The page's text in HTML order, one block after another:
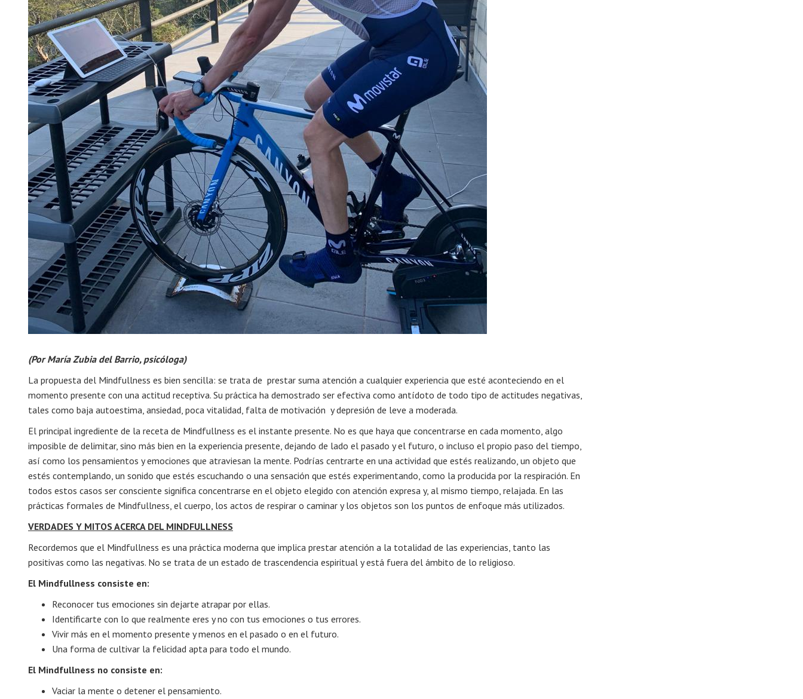
(Por María Zubia del Barrio, psicóloga)
La propuesta del Mindfullness es bien sencilla: se trata de prestar suma atención a cualquier experiencia que esté aconteciendo en el
momento presente con una actitud receptiva. Su práctica ha demostrado ser efectiva como antídoto de todo tipo de actitudes negativas,
tales como baja autoestima, ansiedad, poca vitalidad, falta de motivación y depresión de leve a moderada.
El principal ingrediente de la receta de Mindfullness es el instante presente. No es que haya que concentrarse en cada momento, algo
imposible de delimitar, sino más bien en la experiencia presente, dejando de lado el pasado y el futuro, o incluso el propio paso del tiempo,
así como los pensamientos y emociones que atraviesan la mente. Podrías centrarte en una actividad que estés realizando, un objeto que
estés contemplando, un sonido que estés escuchando o una sensación que estés experimentando, como la producida por la respiración. En
todos estos casos ser consciente significa concentrarse en el objeto elegido con atención expresa y, al mismo tiempo, relajada. En las
prácticas formales de Mindfullness, el cuerpo, los actos de respirar o caminar y los objetos son los puntos de enfoque más utilizados.
VERDADES Y MITOS ACERCA DEL MINDFULLNESS
Recordemos que el Mindfullness es una práctica moderna que implica prestar atención a la totalidad de las experiencias, tanto las
positivas como las negativas. No se trata de un estado de trascendencia espiritual y está fuera del ámbito de lo religioso.
El Mindfullness consiste en:
Reconocer tus emociones sin dejarte atrapar por ellas.
Identificarte con lo que realmente eres y no con tus emociones o tus errores.
Vivir más en el momento presente y menos en el pasado o en el futuro.
Una forma de cultivar la felicidad apta para todo el mundo.
El Mindfullness no consiste en:
Vaciar la mente o detener el pensamiento.